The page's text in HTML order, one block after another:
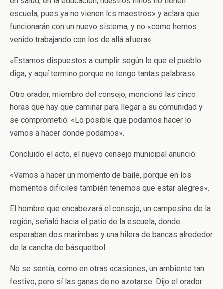
escuela, pues ya no vienen los maestros» y aclara que
funcionarán con un nuevo sistema, y no «como hemos
venido trabajando con los de allá afuera».
«Estamos dispuestos a cumplir según lo que el pueblo
diga, y aquí termino porque no tengo tantas palabras».
Otro orador, miembro del consejo, mencionó las cinco
horas que hay que caminar para llegar a su comunidad y
se comprometió: «Lo posible que podamos hacer lo
vamos a hacer donde podamos».
Concluido el acto, el nuevo consejo municipal anunció:
«Vamos a hacer un momento de baile, porque en los
momentos difíciles también tenemos que estar alegres».
El hombre que encabezará el consejo, un campesino de la
región, señaló hacia el patio de la escuela, donde
esperaban dos marimbas y una hilera de bancas alrededor
de la cancha de básquetbol.
No se sentía, como en otras ocasiones, un ambiente tan
festivo, pero sí las ganas de no azotarse. Dijo el orador: